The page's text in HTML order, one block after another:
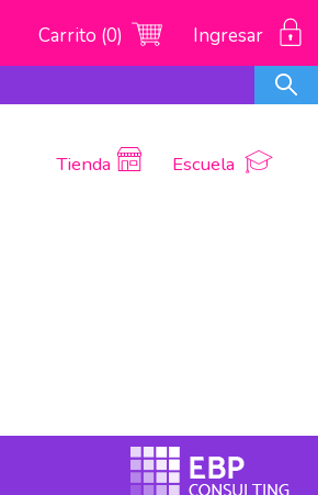
Carrito (0)
Ingresar
Tienda Escuela